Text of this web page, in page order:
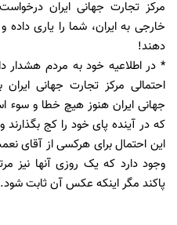
مرکز تجارت جهانی ایران
خارجی به ایران، شما را یاری داده
دهند!
* در اطلاعیه خود به مردم هشدار
احتمالی مرکز تجارت جهانی
جهانی ایران هنوز هیچ خطا و سوء
که در آینده پای خود را کج
این احتمال برای هرکسی از آقای
وجود دارد که یک روزی آنها نیز
پاکند مگر اینکه عکس آن ثابت شود.